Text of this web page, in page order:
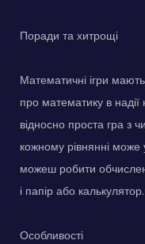
Поради та хитрощі
Математичні ігри
про математику в
відносно проста гра з
кожному рівнянні
можеш робити
і папір або калькулятор.
Особливості